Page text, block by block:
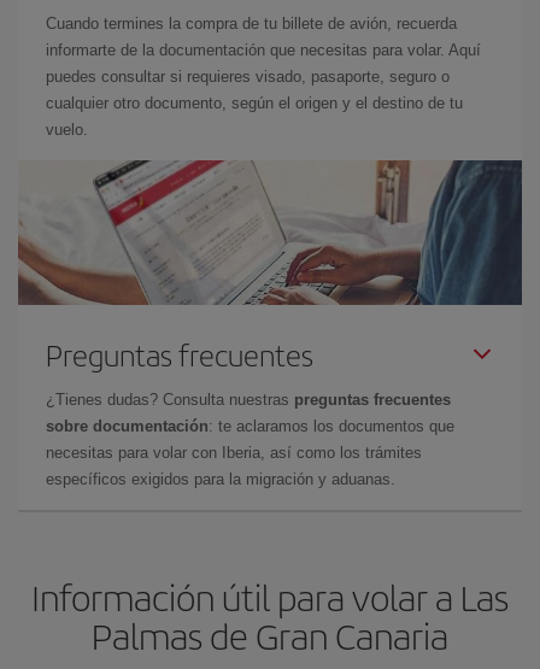
Cuando termines la compra de tu billete de avión, recuerda
informarte de la documentación que necesitas para volar. Aquí
puedes consultar si requieres visado, pasaporte, seguro o
cualquier otro documento, según el origen y el destino de tu
vuelo.
Preguntas frecuentes
¿Tienes dudas? Consulta nuestras preguntas frecuentes
sobre documentación: te aclaramos los documentos que
necesitas para volar con Iberia, así como los trámites
específicos exigidos para la migración y aduanas.
Información útil para volar a Las
Palmas de Gran Canaria